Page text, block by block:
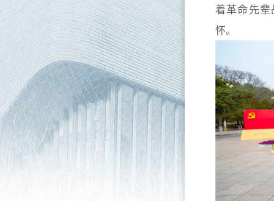
着革命先
怀。